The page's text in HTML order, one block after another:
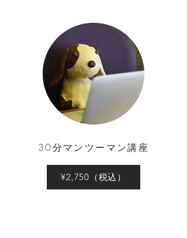
30分マンツーマン講座
¥2,750（税込）